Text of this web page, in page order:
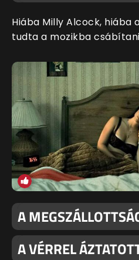
Hiába Milly Alcock, hiába
tudta a mozikba
A
A VÉRREL